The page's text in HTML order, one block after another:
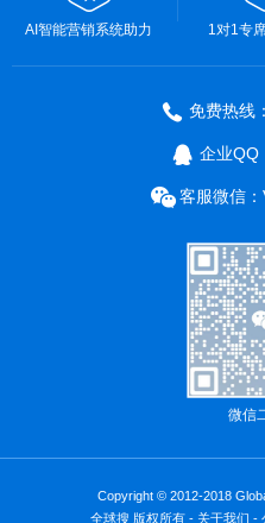
AI智能营销系统助力 1对1专
免费热线
企业QQ
客服微信
微信
Copyright © 2012-2018
全球搜 版权所有 - 关于我们 -